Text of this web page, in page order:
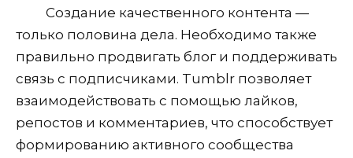
Создание качественного контента —
только половина дела. Необходимо также
правильно продвигать блог и поддерживать
связь с подписчиками. Tumblr позволяет
взаимодействовать с помощью лайков,
репостов и комментариев, что способствует
формированию активного сообщества